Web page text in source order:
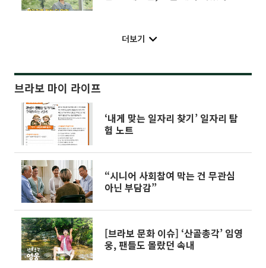
더보기
브라보 마이 라이프
‘내게 맞는 일자리 찾기’ 일자리 탐
험 노트
“시니어 사회참여 막는 건 무관심
아닌 부담감”
[브라보 문화 이슈] ‘산골총각’ 임영
웅, 팬들도 몰랐던 속내